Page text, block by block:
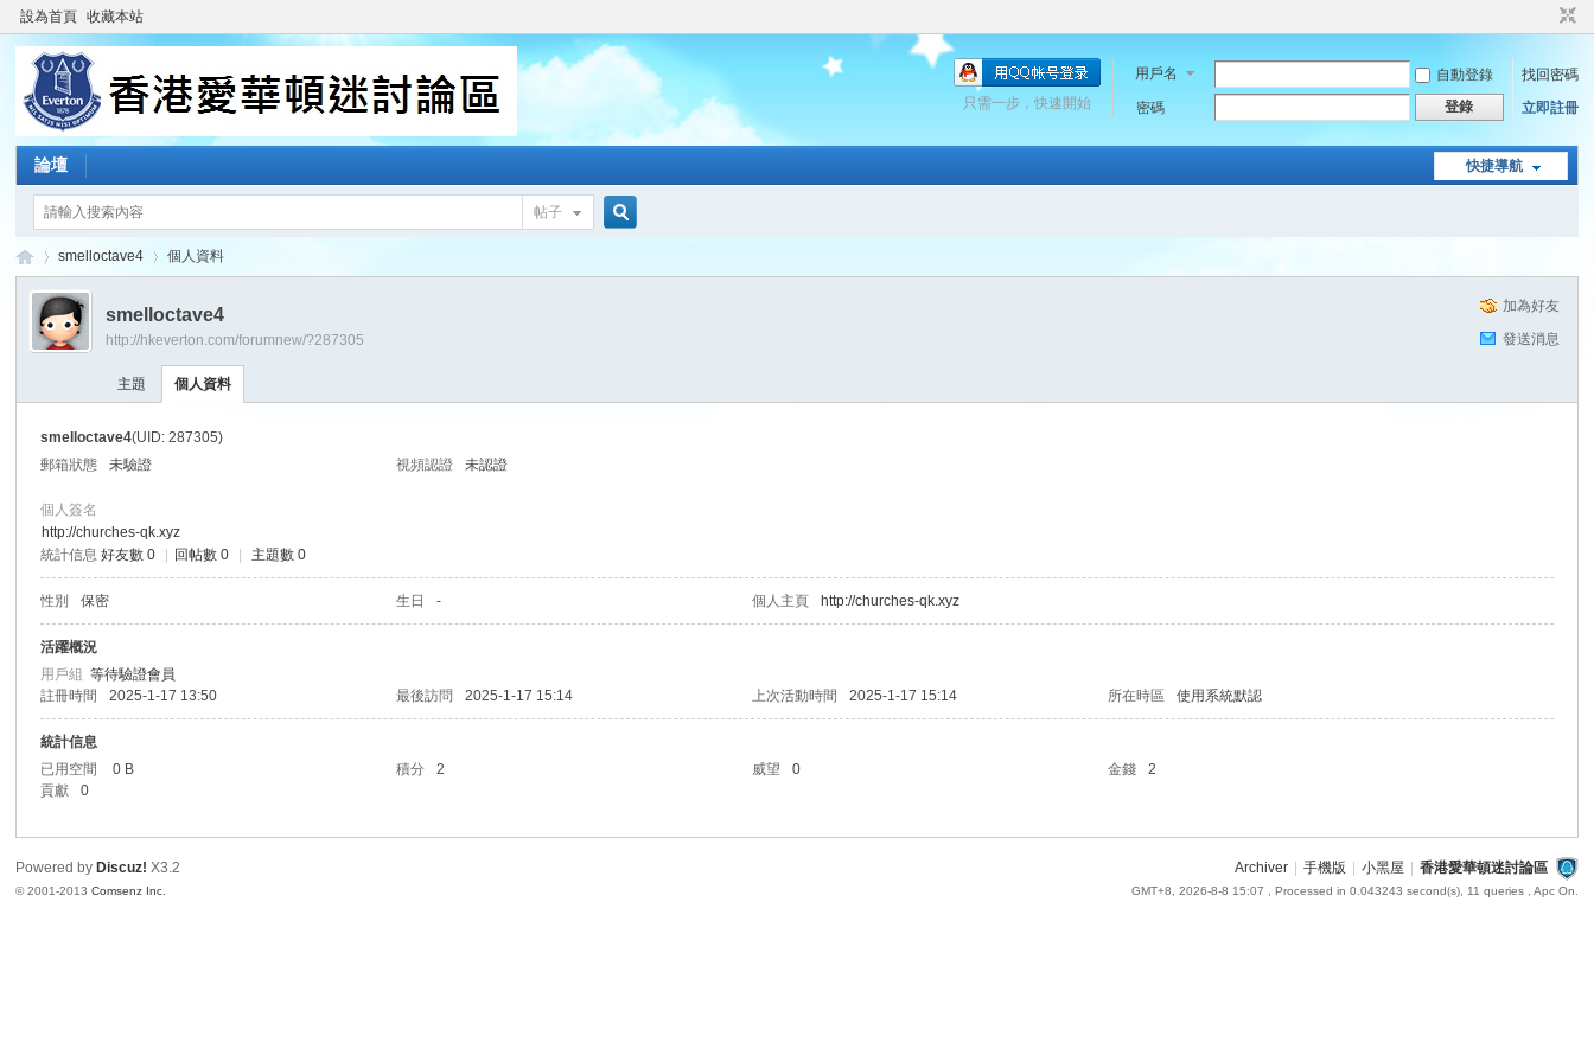
設為首頁 收藏本站
用戶名 自動登錄
找回密碼
密碼
登錄 立即註冊
只需一步，快速開始
快捷導航
論壇
帖子
›
smelloctave4 個人資料
加為好友
發送消息
smelloctave4
http://hkeverton.com/forumnew/?287305
主題 個人資料
smelloctave4(UID: 287305)
郵箱狀態
未驗證 視頻認證 未認證
個人簽名
http://churches-qk.xyz
統計信息 好友數 0 回帖數 0 主題數 0
性別 保密 生日 - 個人主頁 http://churches-qk.xyz
活躍概況
用戶組等待驗證會員
註冊時間
2025-1-17 13:50 最後訪問 2025-1-17 15:14 上次活動時間 2025-1-17 15:14 所在時區 使用系統默認
統計信息
已用空間
0 B 積分 2 威望 0 金錢
2
貢獻
0
Archiver 手機版 小黑屋 香港愛華頓迷討論區
GMT+8, 2026-8-8 15:07 , Processed in 0.043243 second(s), 11 queries , Apc On.
Powered by Discuz! X3.2
© 2001-2013Comsenz Inc.